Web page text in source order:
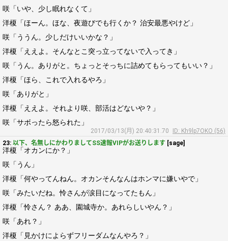
咲「いや、少し眠れなくて」
洋榎「ほーん。ほな、夜遊びでも行くか？ 治安最悪やけど」
咲「ううん。少しだけいいかな？」
洋榎「ええよ。そんなとこ突っ立ってないで入ってき」
咲「うん。ありがと。ちょっとそっちに詰めてもらってもいい？」
洋榎「ほら、これで入れるやろ」
咲「ありがと」
洋榎「ええよ。それより咲、部活はどないや？」
咲「サボったら怒られた」
2017/03/13(月) 20:40:31.70
ID: Kh9lp7OKO (56)
23: 以下、名無しにかわりましてSS速報VIPがお送りします [sage]
洋榎「オカンにか？」
咲「うん」
洋榎「何やってんねん。オカンそんなんはホンマに嫌いやで」
咲「みたいだね。怜さんが涙目になってたもん」
洋榎「怜さん？ ああ、園城寺か。あれらしいやん？」
咲「あれ？」
洋榎「見かけによらずフリーダムなんやろ？」